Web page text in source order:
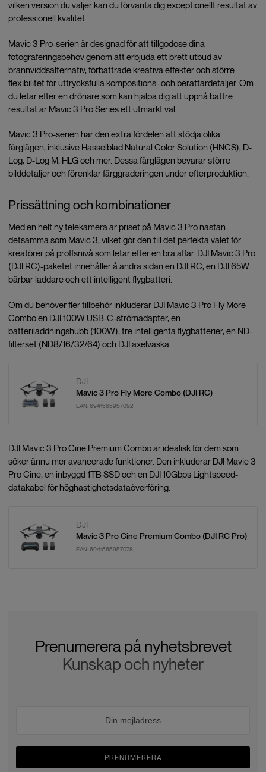
vilken version du väljer kan du förvänta dig exceptionellt resultat av
professionell kvalitet.
Mavic 3 Pro-serien är designad för att tillgodose dina
fotograferingsbehov genom att erbjuda ett brett utbud av
brännviddsalternativ, förbättrade kreativa effekter och större
flexibilitet för uttrycksfulla kompositions- och berättardetaljer. Om
du letar efter en drönare som kan hjälpa dig att uppnå bättre
resultat är Mavic 3 Pro Series ett utmärkt val.
Mavic 3 Pro-serien har den extra fördelen att stödja olika
färglägen, inklusive Hasselblad Natural Color Solution (HNCS), D-
Log, D-Log M, HLG och mer. Dessa färglägen bevarar större
bilddetaljer och förenklar färggraderingen under efterproduktion.
Prissättning och kombinationer
Med en helt ny telekamera är priset på Mavic 3 Pro nästan
detsamma som Mavic 3, vilket gör den till det perfekta valet för
kreatörer på proffsnivå som letar efter en bra affär. DJI Mavic 3 Pro
(DJI RC)-paketet innehåller å andra sidan en DJI RC, en DJI 65W
bärbar laddare och ett intelligent flygbatteri.
Om du behöver fler tillbehör inkluderar DJI Mavic 3 Pro Fly More
Combo en DJI 100W USB-C-strömadapter, en
batteriladdningshubb (100W), tre intelligenta flygbatterier, en ND-
filterset (ND8/16/32/64) och DJI axelväska.
DJI
Mavic 3 Pro Fly More Combo (DJI RC)
EAN: 6941565957092
DJI Mavic 3 Pro Cine Premium Combo är idealisk för dem som
söker ännu mer avancerade funktioner. Den inkluderar DJI Mavic 3
Pro Cine, en inbyggd 1TB SSD och en DJI 10Gbps Lightspeed-
datakabel för höghastighetsdataöverföring.
DJI
Mavic 3 Pro Cine Premium Combo (DJI RC Pro)
EAN: 6941565957078
Prenumerera på nyhetsbrevet
Kunskap och nyheter
PRENUMERERA